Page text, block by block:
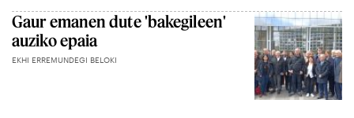
Gaur emanen dute 'bakegileen'
auziko epaia
EKHI ERREMUNDEGI BELOKI